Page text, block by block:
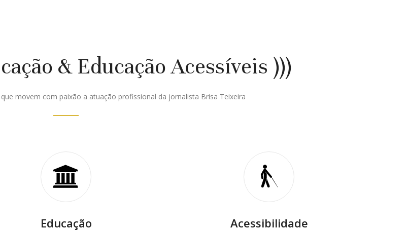
& Educação Acessíveis )))
movem com paixão a atuação profissional da jornalista Brisa Teixeira
Educação Acessibilidade